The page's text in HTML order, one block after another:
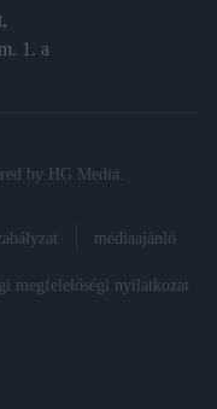
1. a
by HG Media.
médiaajánló
megfelelőségi nyilatkozat